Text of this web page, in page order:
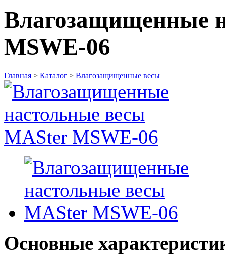
Влагозащищенные
MSWE-06
Главная > Каталог > Влагозащищенные весы
Основные